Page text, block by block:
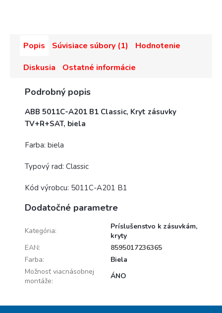
Popis Súvisiace súbory (1)
Hodnotenie
Diskusia
Ostatné informácie
Podrobný popis
ABB 5011C-A201 B1 Classic, Kryt zásuvky
TV+R+SAT, biela
Farba: biela
Typový rad: Classic
Kód výrobcu: 5011C-A201 B1
Dodatočné parametre
Kategória:
Príslušenstvo k zásuvkám,
kryty
EAN:
8595017236365
Farba:
Biela
Možnosť viacnásobnej
montáže:
ÁNO